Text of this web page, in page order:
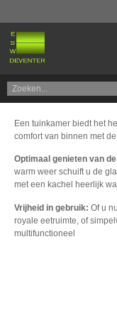
Een tuinkamer biedt het
comfort van binnen met
Optimaal genieten van
warm weer schuift u de
met een kachel heerlijk
Vrijheid in gebruik: Of u
royale eetruimte, of
multifunctioneel